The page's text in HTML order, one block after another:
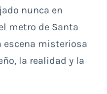
nunca en
metro de Santa
escena misteriosa
la realidad y la